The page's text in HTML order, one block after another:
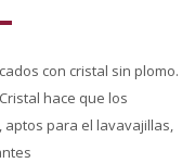
con cristal sin plomo.
hace que los
para el lavavajillas,